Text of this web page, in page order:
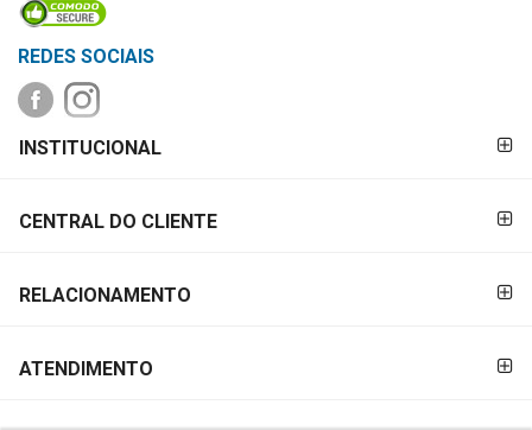
Casa
e
OFERTAS
OFERTAS
REDES SOCIAIS
PAGAMENTO
INSTITUCIONAL
CENTRAL DO CLIENTE
RELACIONAMENTO
ATENDIMENTO